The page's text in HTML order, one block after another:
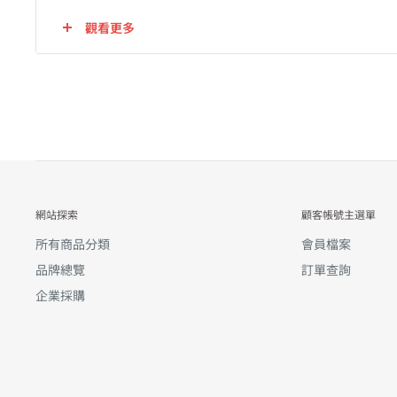
觀看更多
網站探索
所有商品分類
品牌總覽
企業採購
顧客帳號主選單
會員檔案
訂單查詢